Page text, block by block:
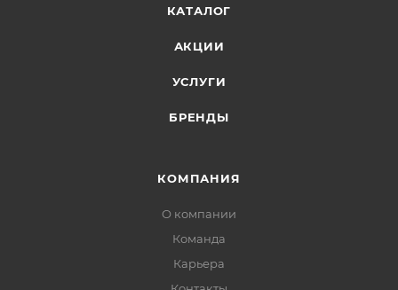
КАТАЛОГ
АКЦИИ
УСЛУГИ
БРЕНДЫ
КОМПАНИЯ
О компании
Команда
Карьера